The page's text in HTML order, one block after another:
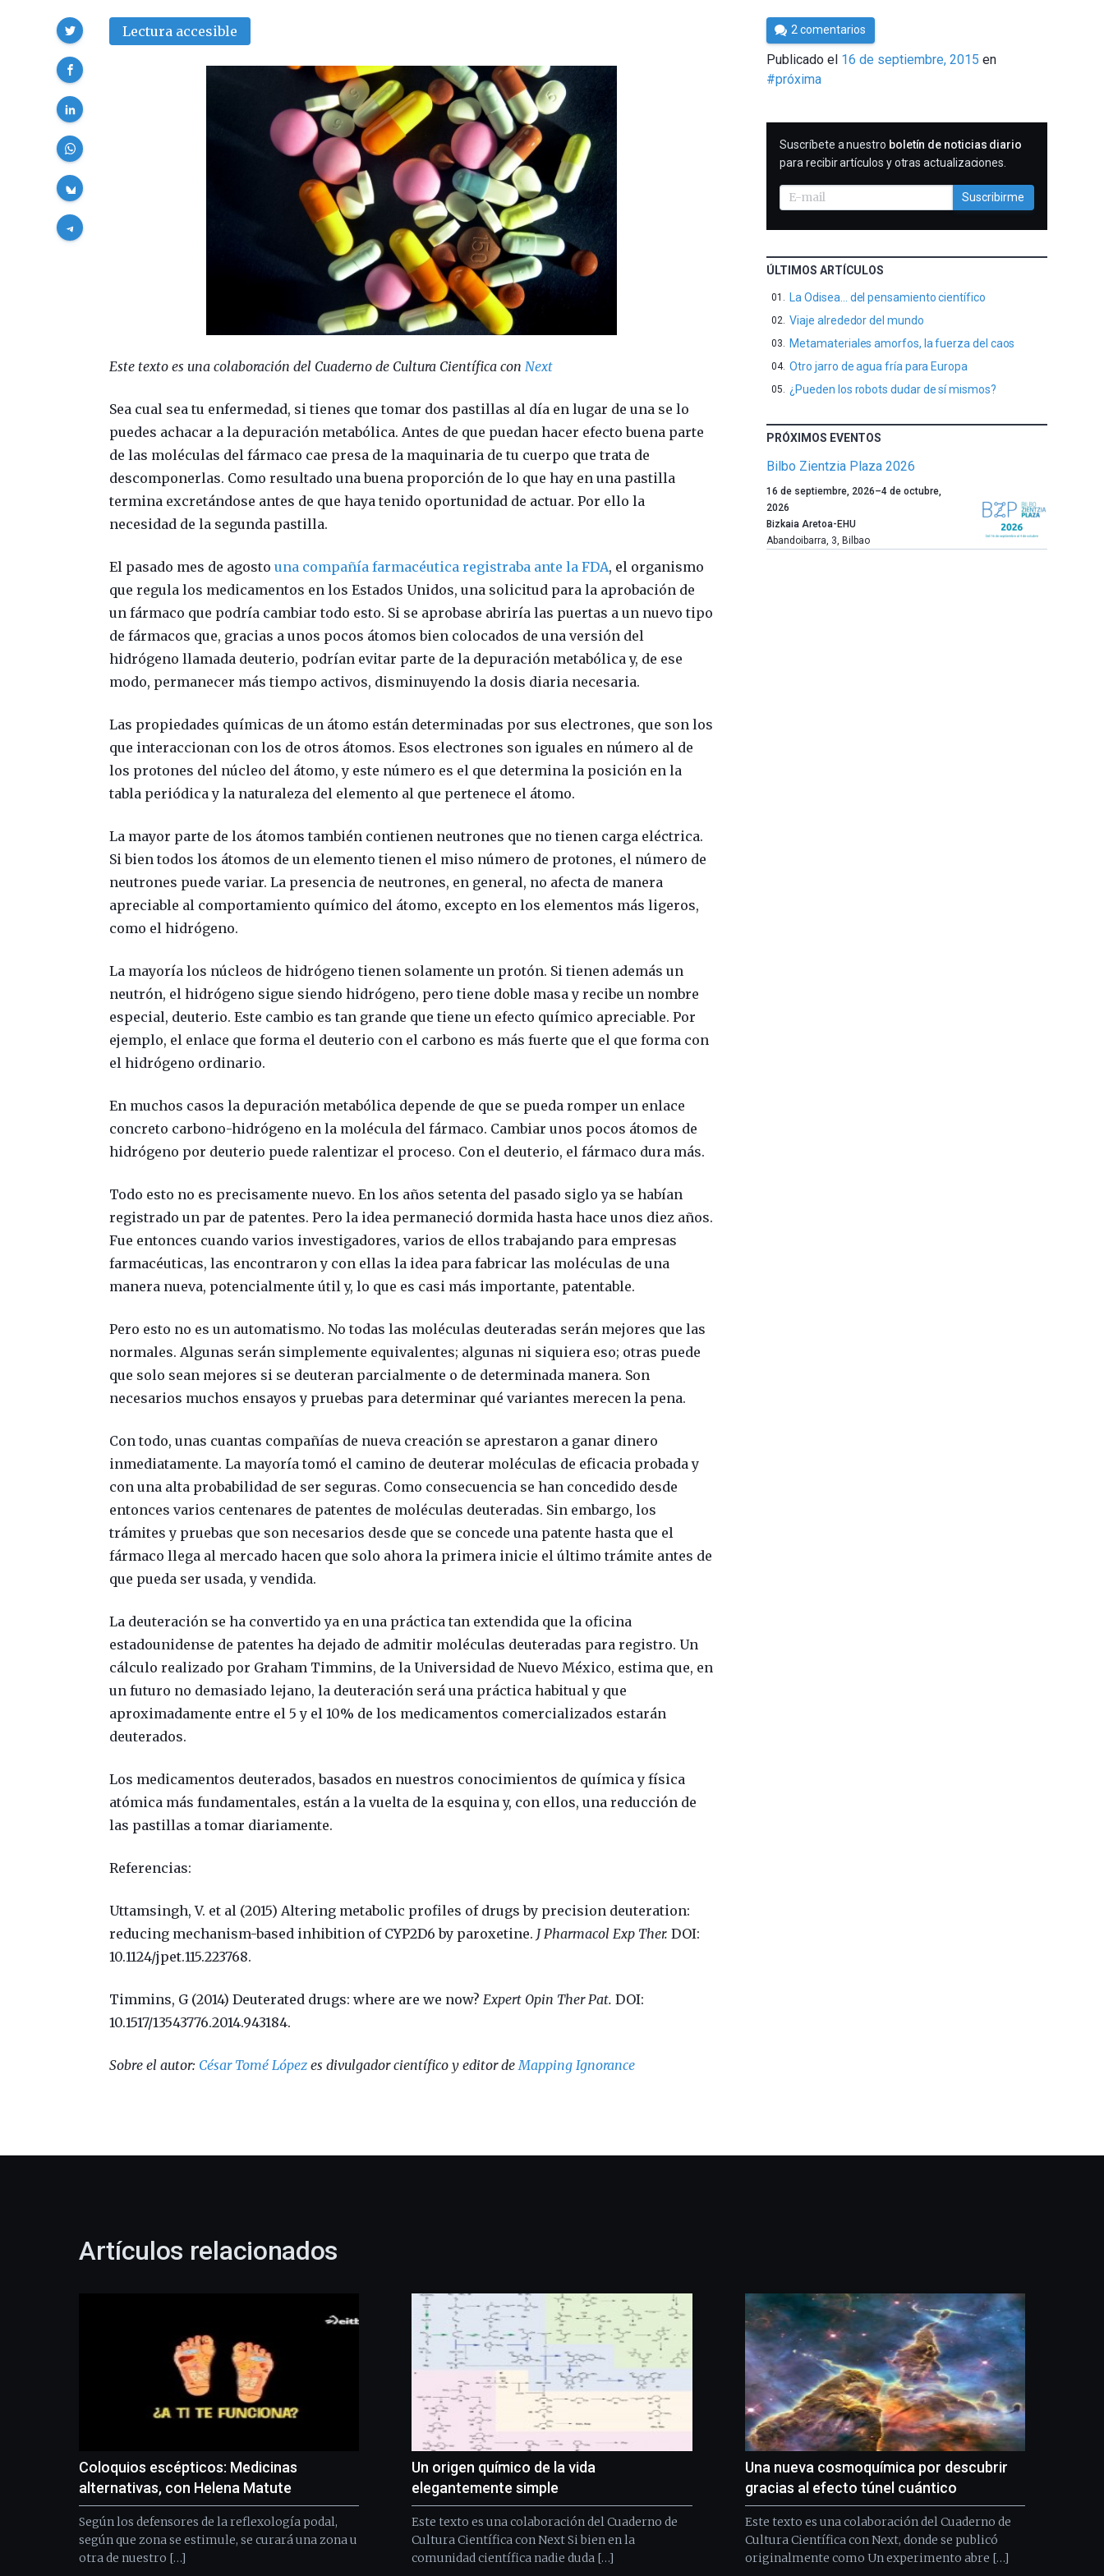
Lectura accesible
Este texto es una colaboración del Cuaderno de Cultura Científica con Next
Sea cual sea tu enfermedad, si tienes que tomar dos pastillas al día en lugar de una se lo
puedes achacar a la depuración metabólica. Antes de que puedan hacer efecto buena parte
de las moléculas del fármaco cae presa de la maquinaria de tu cuerpo que trata de
descomponerlas. Como resultado una buena proporción de lo que hay en una pastilla
termina excretándose antes de que haya tenido oportunidad de actuar. Por ello la
necesidad de la segunda pastilla.
El pasado mes de agostouna compañía farmacéutica registraba ante la FDA, el organismo
que regula los medicamentos en los Estados Unidos, una solicitud para la aprobación de
un fármaco que podría cambiar todo esto. Si se aprobase abriría las puertas a un nuevo tipo
de fármacos que, gracias a unos pocos átomos bien colocados de una versión del
hidrógeno llamada deuterio, podrían evitar parte de la depuración metabólica y, de ese
modo, permanecer más tiempo activos, disminuyendo la dosis diaria necesaria.
Las propiedades químicas de un átomo están determinadas por sus electrones, que son los
que interaccionan con los de otros átomos. Esos electrones son iguales en número al de
los protones del núcleo del átomo, y este número es el que determina la posición en la
tabla periódica y la naturaleza del elemento al que pertenece el átomo.
La mayor parte de los átomos también contienen neutrones que no tienen carga eléctrica.
Si bien todos los átomos de un elemento tienen el miso número de protones, el número de
neutrones puede variar. La presencia de neutrones, en general, no afecta de manera
apreciable al comportamiento químico del átomo, excepto en los elementos más ligeros,
como el hidrógeno.
La mayoría los núcleos de hidrógeno tienen solamente un protón. Si tienen además un
neutrón, el hidrógeno sigue siendo hidrógeno, pero tiene doble masa y recibe un nombre
especial, deuterio. Este cambio es tan grande que tiene un efecto químico apreciable. Por
ejemplo, el enlace que forma el deuterio con el carbono es más fuerte que el que forma con
el hidrógeno ordinario.
En muchos casos la depuración metabólica depende de que se pueda romper un enlace
concreto carbono-hidrógeno en la molécula del fármaco. Cambiar unos pocos átomos de
hidrógeno por deuterio puede ralentizar el proceso. Con el deuterio, el fármaco dura más.
Todo esto no es precisamente nuevo. En los años setenta del pasado siglo ya se habían
registrado un par de patentes. Pero la idea permaneció dormida hasta hace unos diez años.
Fue entonces cuando varios investigadores, varios de ellos trabajando para empresas
farmacéuticas, las encontraron y con ellas la idea para fabricar las moléculas de una
manera nueva, potencialmente útil y, lo que es casi más importante, patentable.
Pero esto no es un automatismo. No todas las moléculas deuteradas serán mejores que las
normales. Algunas serán simplemente equivalentes; algunas ni siquiera eso; otras puede
que solo sean mejores si se deuteran parcialmente o de determinada manera. Son
necesarios muchos ensayos y pruebas para determinar qué variantes merecen la pena.
Con todo, unas cuantas compañías de nueva creación se aprestaron a ganar dinero
inmediatamente. La mayoría tomó el camino de deuterar moléculas de eficacia probada y
con una alta probabilidad de ser seguras. Como consecuencia se han concedido desde
entonces varios centenares de patentes de moléculas deuteradas. Sin embargo, los
trámites y pruebas que son necesarios desde que se concede una patente hasta que el
fármaco llega al mercado hacen que solo ahora la primera inicie el último trámite antes de
que pueda ser usada, y vendida.
La deuteración se ha convertido ya en una práctica tan extendida que la oficina
estadounidense de patentes ha dejado de admitir moléculas deuteradas para registro. Un
cálculo realizado por Graham Timmins, de la Universidad de Nuevo México, estima que, en
un futuro no demasiado lejano, la deuteración será una práctica habitual y que
aproximadamente entre el 5 y el 10% de los medicamentos comercializados estarán
deuterados.
Los medicamentos deuterados, basados en nuestros conocimientos de química y física
atómica más fundamentales, están a la vuelta de la esquina y, con ellos, una reducción de
las pastillas a tomar diariamente.
Referencias:
Uttamsingh, V. et al (2015) Altering metabolic profiles of drugs by precision deuteration:
reducing mechanism-based inhibition of CYP2D6 by paroxetine. J Pharmacol Exp Ther. DOI:
10.1124/jpet.115.223768.
Timmins, G (2014) Deuterated drugs: where are we now? Expert Opin Ther Pat. DOI:
10.1517/13543776.2014.943184.
Sobre el autor: César Tomé López es divulgador científico y editor de Mapping Ignorance
Compartir
Por
César
Tomé
2 comentarios
Publicado el 16 de septiembre, 2015 en
#próxima
SUSCRIBIRME
Suscríbete a nuestro boletín de noticias diario
para recibir artículos y otras actualizaciones.
Suscribirme
ÚLTIMOS ARTÍCULOS
La Odisea… del pensamiento científico
Viaje alrededor del mundo
Metamateriales amorfos, la fuerza del caos
Otro jarro de agua fría para Europa
¿Pueden los robots dudar de sí mismos?
PRÓXIMOS EVENTOS
Bilbo Zientzia Plaza 2026
Un
año
más,
Bilbao
16 de septiembre, 2026–4 de octubre,
2026
Bizkaia Aretoa-EHU
Abandoibarra, 3, Bilbao
Artículos relacionados
Coloquios escépticos: Medicinas
alternativas, con Helena Matute
Según los defensores de la reflexología podal,
según que zona se estimule, se curará una zona u
otra de nuestro […]
Un origen químico de la vida
elegantemente simple
Este texto es una colaboración del Cuaderno de
Cultura Científica con Next Si bien en la
comunidad científica nadie duda […]
Una nueva cosmoquímica por descubrir
gracias al efecto túnel cuántico
Este texto es una colaboración del Cuaderno de
Cultura Científica con Next, donde se publicó
originalmente como Un experimento abre […]